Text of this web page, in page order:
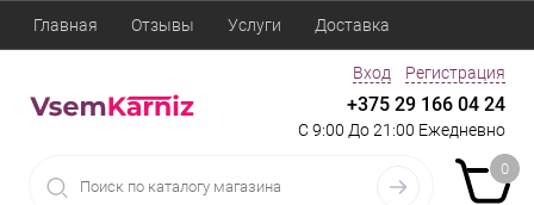
Главная Отзывы Услуги Доставка
Вход Регистрация
+375 29 166 04 24
С 9:00 До 21:00 Ежедневно
0